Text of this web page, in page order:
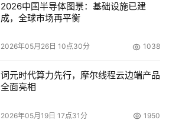
2026中国半导体图景：基础设施已建
成，全球市场再平衡
2026年05月26日 10点30分 1038
词元时代算力先行，摩尔线程云边端产品
全面亮相
2026年05月19日 17点31分 1950